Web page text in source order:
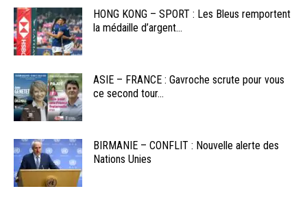
HONG KONG – SPORT : Les Bleus remportent
la médaille d’argent...
ASIE – FRANCE : Gavroche scrute pour vous
ce second tour...
BIRMANIE – CONFLIT : Nouvelle alerte des
Nations Unies